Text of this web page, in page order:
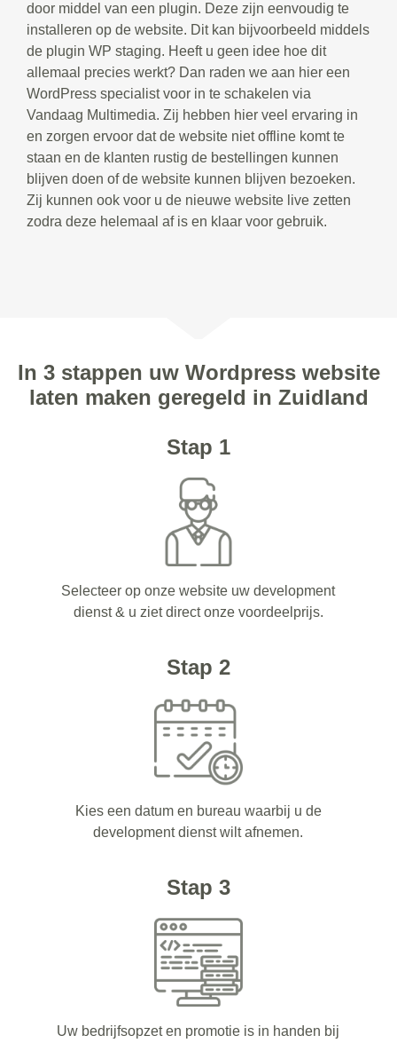
door middel van een plugin. Deze zijn eenvoudig te
installeren op de website. Dit kan bijvoorbeeld middels
de plugin WP staging. Heeft u geen idee hoe dit
allemaal precies werkt? Dan raden we aan hier een
WordPress specialist voor in te schakelen via
Vandaag Multimedia. Zij hebben hier veel ervaring in
en zorgen ervoor dat de website niet offline komt te
staan en de klanten rustig de bestellingen kunnen
blijven doen of de website kunnen blijven bezoeken.
Zij kunnen ook voor u de nieuwe website live zetten
zodra deze helemaal af is en klaar voor gebruik.
In 3 stappen uw Wordpress website
laten maken geregeld in Zuidland
Stap 1
Selecteer op onze website uw development
dienst & u ziet direct onze voordeelprijs.
Stap 2
Kies een datum en bureau waarbij u de
development dienst wilt afnemen.
Stap 3
Uw bedrijfsopzet en promotie is in handen bij